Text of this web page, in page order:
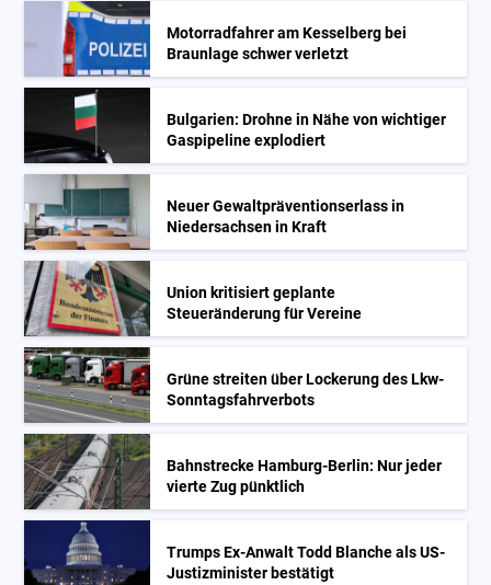
Motorradfahrer am Kesselberg bei
Braunlage schwer verletzt
Bulgarien: Drohne in Nähe von wichtiger
Gaspipeline explodiert
Neuer Gewaltpräventionserlass in
Niedersachsen in Kraft
Union kritisiert geplante
Steueränderung für Vereine
Grüne streiten über Lockerung des Lkw-
Sonntagsfahrverbots
Bahnstrecke Hamburg-Berlin: Nur jeder
vierte Zug pünktlich
Trumps Ex-Anwalt Todd Blanche als US-
Justizminister bestätigt